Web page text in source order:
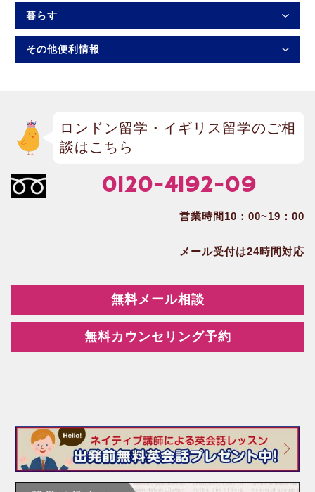
暮らす
その他便利情報
ロンドン留学・イギリス留学のご相
談はこちら
0120-4192-09
営業時間10：00~19：00
メール受付は24時間対応
無料メール相談
無料カウンセリング予約